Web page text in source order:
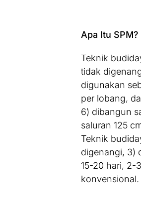
Apa Itu SPM?
Teknik
tidak
digunakan
per lobang,
6) dibangun
saluran 125
Teknik
digenangi, 3)
15-20 hari, 2-
konvensional.